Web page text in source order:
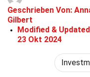
Geschrieben Von:
Gilbert
Modified &
23 Okt 2024